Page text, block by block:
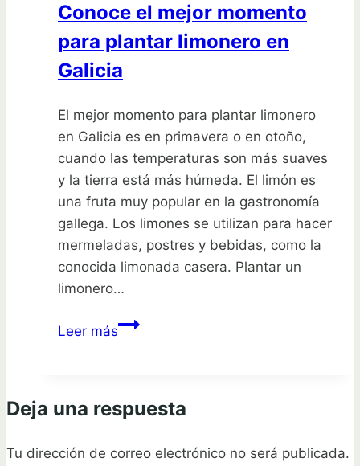
Conoce el mejor momento
para plantar limonero en
Galicia
El mejor momento para plantar limonero
en Galicia es en primavera o en otoño,
cuando las temperaturas son más suaves
y la tierra está más húmeda. El limón es
una fruta muy popular en la gastronomía
gallega. Los limones se utilizan para hacer
mermeladas, postres y bebidas, como la
conocida limonada casera. Plantar un
limonero…
Leer másConoce
para
limonero
Deja una respuesta
Tu dirección de correo electrónico no será publicada.